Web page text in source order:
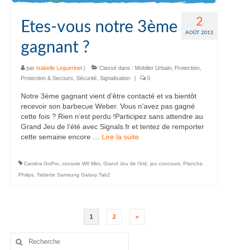
2
AOÛT 2013
Etes-vous notre 3ème
gagnant ?
par Isabelle Leguerinel Classé dans : Mobilier Urbain, Protection,
Protection & Secours, Sécurité, Signalisation 0
Notre 3ème gagnant vient d’être contacté et va bientôt
recevoir son barbecue Weber. Vous n’avez pas gagné
cette fois ? Rien n’est perdu !Participez sans attendre au
Grand Jeu de l’été avec Signals.fr et tentez de remporter
cette semaine encore … Lire la suite­­
Caméra GoPro, console WII Mini, Grand Jeu de l'été, jeu concours, Plancha
Philips, Tablette Samsung Galaxy Tab2
des
1 2 »
Rechercher